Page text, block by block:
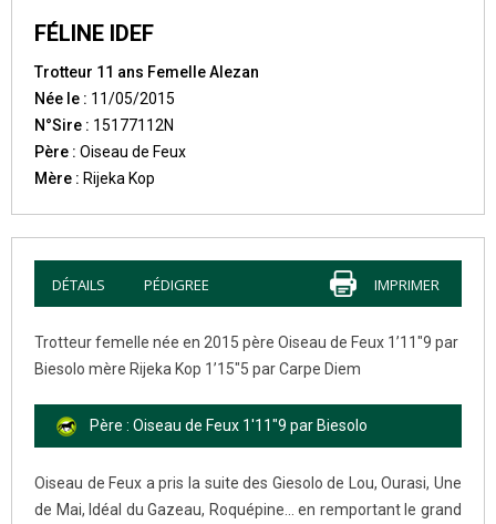
FÉLINE IDEF
Trotteur 11 ans Femelle Alezan
Née le : 11/05/2015
N°Sire : 15177112N
Père : Oiseau de Feux
Mère : Rijeka Kop
IMPRIMER
DÉTAILS PÉDIGREE
Trotteur femelle née en 2015 père Oiseau de Feux 1’11″9 par
Biesolo mère Rijeka Kop 1’15″5 par Carpe Diem
Père : Oiseau de Feux 1'11"9 par Biesolo
Oiseau de Feux a pris la suite des Giesolo de Lou, Ourasi, Une
de Mai, Idéal du Gazeau, Roquépine... en remportant le grand